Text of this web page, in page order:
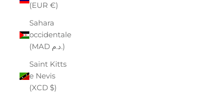
(EUR €)
Sahara
occidentale
(MAD د.م.)
Saint Kitts
e Nevis
(XCD $)